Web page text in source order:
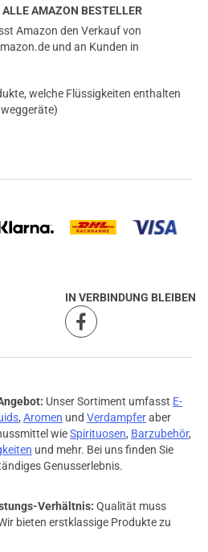
AMAZON BESTELLER
Amazon den Verkauf von
und an Kunden in
welche Flüssigkeiten enthalten
IN VERBINDUNG BLEIBEN
Unser Sortiment umfasst E-
, Aromen und Verdampferaber
wieSpirituosen, Barzubehör,
und mehr. Bei uns finden Sie
Genusserlebnis.
Verhältnis: Qualität muss
bieten erstklassige Produkte zu